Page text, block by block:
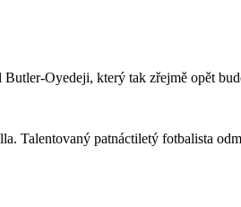
Oyedeji, který tak zřejmě opět
Talentovaný patnáctiletý fotbalista